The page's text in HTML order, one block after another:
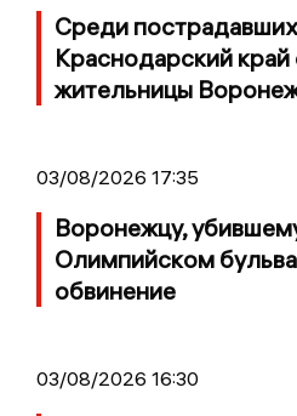
Среди пострадавших
Краснодарский край
жительницы
03/08/2026 17:35
Воронежцу,
Олимпийском
обвинение
03/08/2026 16:30